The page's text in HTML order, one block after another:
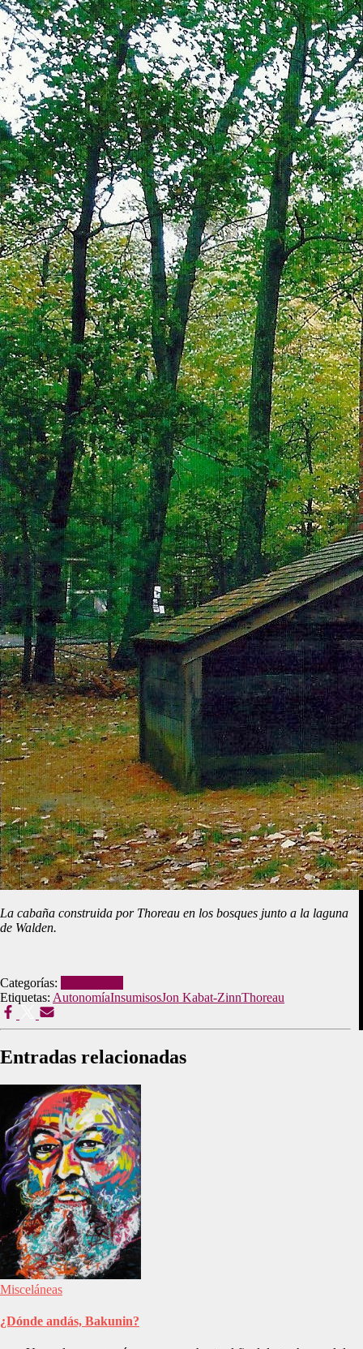
La cabaña construida por Thoreau en los bosques junto a la laguna
de Walden.
Categorías:
Etiquetas: AutonomíaInsumisosJon Kabat-ZinnThoreau
Entradas relacionadas
Misceláneas
¿Dónde andás, Bakunin?